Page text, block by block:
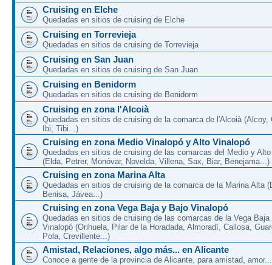
Cruising en Elche
Quedadas en sitios de cruising de Elche
Cruising en Torrevieja
Quedadas en sitios de cruising de Torrevieja
Cruising en San Juan
Quedadas en sitios de cruising de San Juan
Cruising en Benidorm
Quedadas en sitios de cruising de Benidorm
Cruising en zona l'Alcoià
Quedadas en sitios de cruising de la comarca de l'Alcoià (Alcoy,
Ibi, Tibi...)
Cruising en zona Medio Vinalopó y Alto Vinalopó
Quedadas en sitios de cruising de las comarcas del Medio y
(Elda, Petrer, Monóvar, Novelda, Villena, Sax, Biar, Benejama...)
Cruising en zona Marina Alta
Quedadas en sitios de cruising de la comarca de la Marina Alta
Benisa, Jávea...)
Cruising en zona Vega Baja y Bajo Vinalopó
Quedadas en sitios de cruising de las comarcas de la Vega Baja
Vinalopó (Orihuela, Pilar de la Horadada, Almoradí, Callosa,
Pola, Crevillente...)
Amistad, Relaciones, algo más... en Alicante
Conoce a gente de la provincia de Alicante, para amistad,